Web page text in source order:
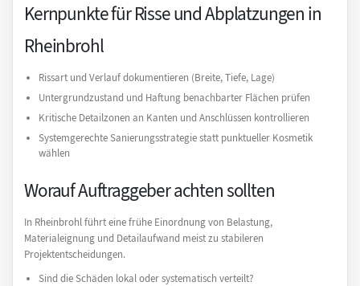
Kernpunkte für Risse und Abplatzungen in
Rheinbrohl
Rissart und Verlauf dokumentieren (Breite, Tiefe, Lage)
Untergrundzustand und Haftung benachbarter Flächen prüfen
Kritische Detailzonen an Kanten und Anschlüssen kontrollieren
Systemgerechte Sanierungsstrategie statt punktueller Kosmetik
wählen
Worauf Auftraggeber achten sollten
In Rheinbrohl führt eine frühe Einordnung von Belastung,
Materialeignung und Detailaufwand meist zu stabileren
Projektentscheidungen.
Sind die Schäden lokal oder systematisch verteilt?